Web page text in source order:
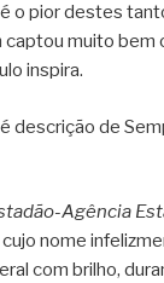
o pior destes
captou muito bem
inspira.
descrição de
Agência
nome
com brilho,